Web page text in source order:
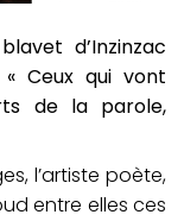
d’Inzinzac
Ceux qui vont
de la parole,
l’artiste poète,
entre elles ces